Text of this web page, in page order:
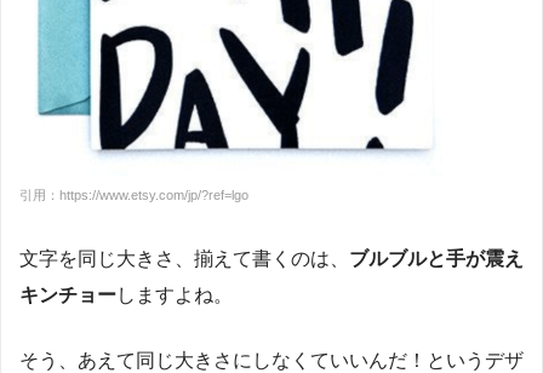
引用：https://www.etsy.com/jp/?ref=lgo
文字を同じ大きさ、揃えて書くのは、 ブルブルと手が震え
キンチョーしますよね。
そう、あえて同じ大きさにしなくていいんだ！というデザ